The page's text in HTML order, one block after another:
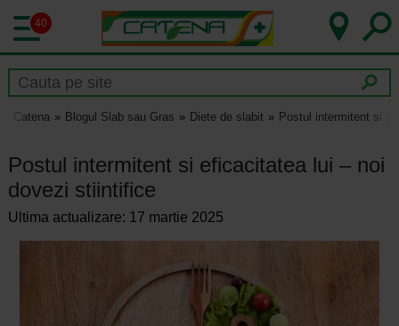
40
Catena Blogul Slab sau Gras Diete de slabit Postul intermitent si
Postul intermitent si eficacitatea lui – noi
dovezi stiintifice
Ultima actualizare: 17 martie 2025